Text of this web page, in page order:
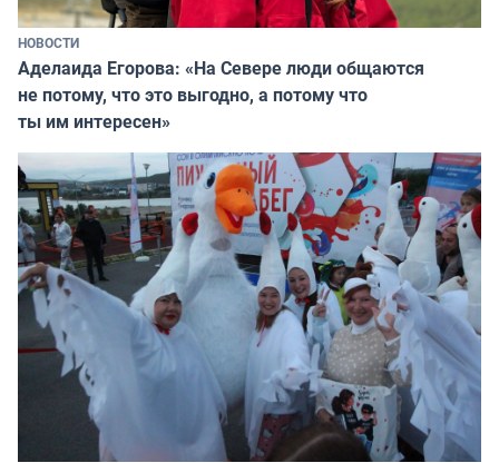
НОВОСТИ
Аделаида Егорова: «На Севере люди общаются
не потому, что это выгодно, а потому что
ты им интересен»